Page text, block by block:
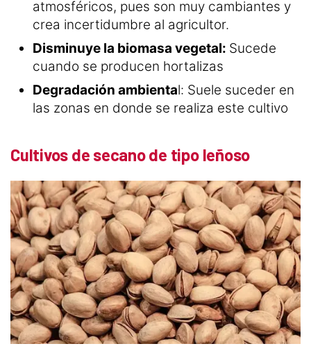
atmosféricos, pues son muy cambiantes y
crea incertidumbre al agricultor.
Disminuye la biomasa vegetal: Sucede
cuando se producen hortalizas
Degradación ambiental: Suele suceder en
las zonas en donde se realiza este cultivo
Cultivos de secano de tipo leñoso